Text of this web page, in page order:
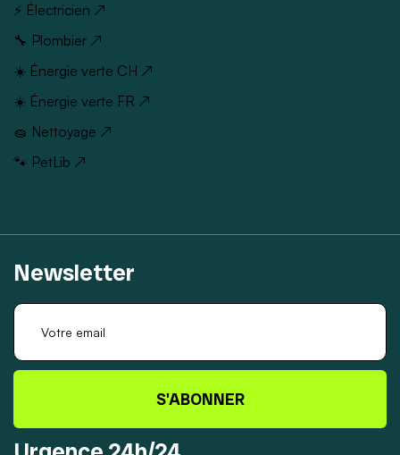
⚡ Électricien ↗
🔧 Plombier ↗
☀️ Énergie verte CH ↗
☀️ Énergie verte FR ↗
🧽 Nettoyage ↗
🐾 PetLib ↗
Newsletter
S'ABONNER